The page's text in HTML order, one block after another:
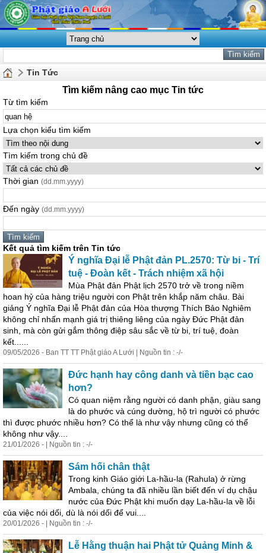
Tin Tức
Tìm kiếm nâng cao mục Tin tức
Từ tìm kiếm
Lựa chọn kiểu tìm kiếm
Tìm kiếm trong chủ đề
Thời gian (dd.mm.yyyy)
Đến ngày (dd.mm.yyyy)
Kết quả tìm kiếm trên Tin tức
Ý nghĩa Đại lễ Phật đản PL.2570: Từ bi - Trí
tuệ - Đoàn kết - Trách nhiệm xã hội
Mùa Phật đản Phật lịch 2570 trở về trong niềm
hoan hỷ của hàng triệu người con Phật trên khắp năm châu. Bài
giảng Ý nghĩa Đại lễ Phật đản của Hòa thượng Thích Bảo Nghiêm
không chỉ nhấn mạnh giá trị thiêng liêng của ngày Đức Phật đản
sinh, mà còn gửi gắm thông điệp sâu sắc về từ bi, trí tuệ, đoàn
kết......
09/05/2026 - Ban TT TT Phật giáo A Lưới | Nguồn tin : -/-
Đức hạnh hay công danh và tiền bạc cao
hơn?
Có quan niệm rằng người có danh phận, giàu sang
là do phước và cúng dường, hộ trì người có phước
thì được phước nhiều hơn? Có thể là như vậy nhưng cũng có thể
không như vậy....
21/01/2026 - | Nguồn tin : -/-
Sám hối chân thật
Trong kinh Giáo giới La-hầu-la (Rahula) ở rừng
Ambala, chúng ta đã nhiều lần biết đến ví dụ chậu
nước của Đức Phật khi muốn dạy La-hầu-la về lỗi
của việc nói dối, dù là nói dối để vui....
20/01/2026 - | Nguồn tin : -/-
Lễ Hằng thuận hai Phật tử Quảng Minh &